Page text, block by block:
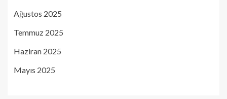
Ağustos 2025
Temmuz 2025
Haziran 2025
Mayıs 2025